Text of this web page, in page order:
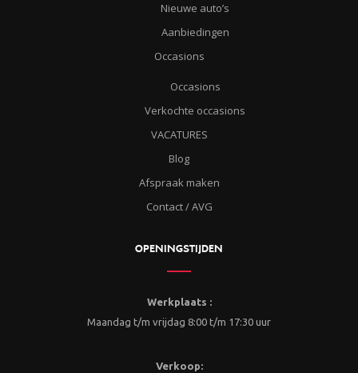
Nieuwe auto’s
Aanbiedingen
Occasions
Occasions
Verkochte occasions
VACATURES
Blog
Afspraak maken
Contact / AVG
OPENINGSTIJDEN
Werkplaats :
Maandag t/m vrijdag 8:00 t/m 17:30 uur
Verkoop: